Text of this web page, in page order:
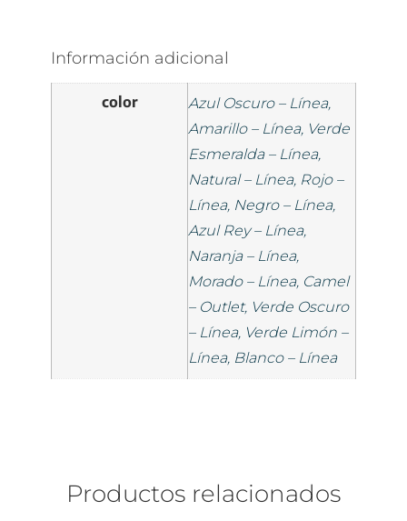
Información adicional
color
Azul Oscuro – Línea,
Amarillo – Línea, Verde
Esmeralda – Línea,
Natural – Línea, Rojo –
Línea, Negro – Línea,
Azul Rey – Línea,
Naranja – Línea,
Morado – Línea, Camel
– Outlet, Verde Oscuro
– Línea, Verde Limón –
Línea, Blanco – Línea
Productos relacionados